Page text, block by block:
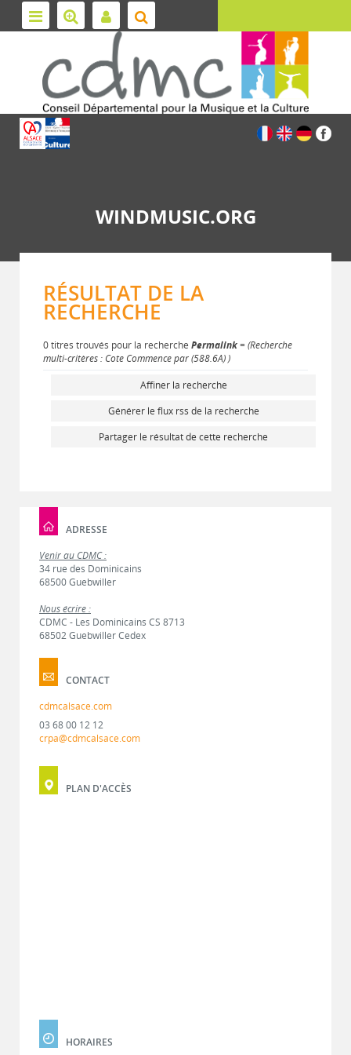
WINDMUSIC.ORG
RÉSULTAT DE LA
RECHERCHE
0 titres trouvés pour la recherche Permalink= (Recherche
multi-critères : Cote Commence par (588.6A) )
Affiner la recherche
Générer le flux rss de la recherche
Partager le résultat de cette recherche
ADRESSE
Venir au CDMC :
34 rue des Dominicains
68500 Guebwiller
Nous écrire :
CDMC - Les Dominicains CS 8713
68502 Guebwiller Cedex
CONTACT
cdmcalsace.com
03 68 00 12 12
crpa@cdmcalsace.com
PLAN D'ACCÈS
HORAIRES